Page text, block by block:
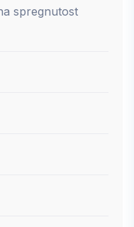
spregnutost